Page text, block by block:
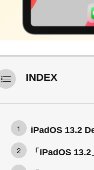
INDEX
iPadOS 13.2
「iPadOS